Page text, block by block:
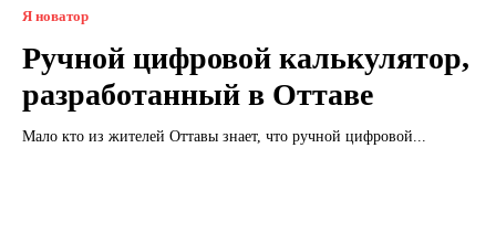
Я новатор
Ручной цифровой калькулятор,
разработанный в Оттаве
Мало кто из жителей Оттавы знает, что ручной цифровой...